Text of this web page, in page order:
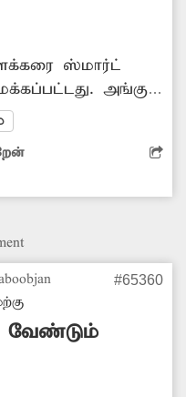
ஸ்மார்ட்
அங்கு
அழகை ரசிக்க
இருக்கைகள்
இதனால்
முடியாத
வேண்டும்.
#65360
வேண்டும்